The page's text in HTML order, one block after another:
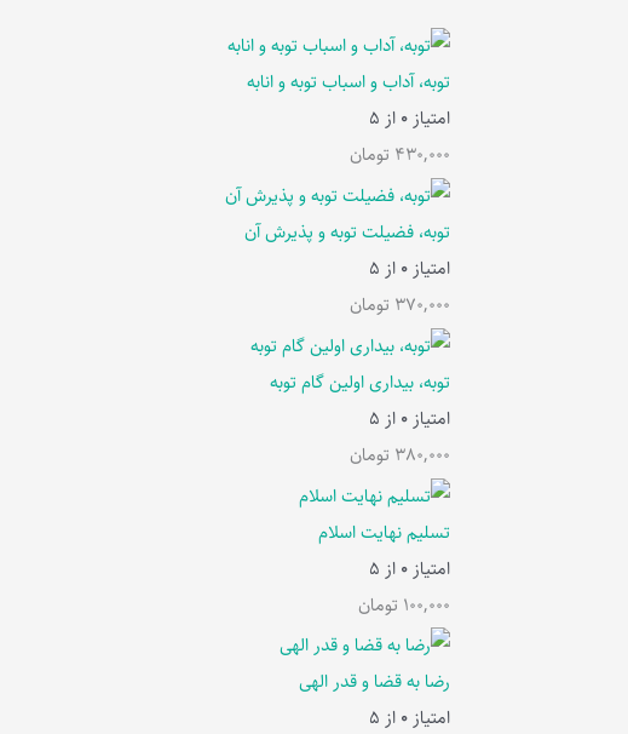
توبه، آداب و اسباب توبه و انابه
امتیاز 0 از 5
430,000 تومان
توبه، فضیلت توبه و پذیرش آن
امتیاز 0 از 5
370,000 تومان
توبه، بیداری اولین گام توبه
امتیاز 0 از 5
380,000 تومان
تسلیم نهایت اسلام
امتیاز 0 از 5
100,000 تومان
رضا به قضا و قدر الهی
امتیاز 0 از 5